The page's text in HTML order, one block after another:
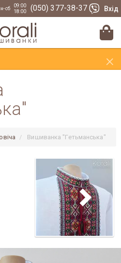
сб
09:00
18:00
(050) 377-38-37 Вхід
×
Вишиванка "Гетьманська"